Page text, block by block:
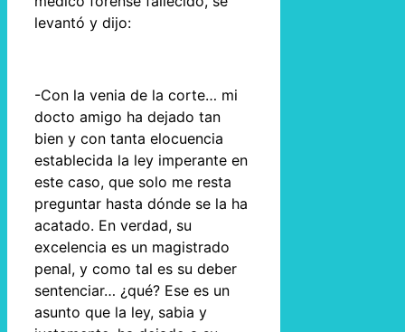
levantó y dijo:
-Con la venia de la corte… mi
docto amigo ha dejado tan
bien y con tanta elocuencia
establecida la ley imperante en
este caso, que solo me resta
preguntar hasta dónde se la ha
acatado. En verdad, su
excelencia es un magistrado
penal, y como tal es su deber
sentenciar… ¿qué? Ese es un
asunto que la ley, sabia y